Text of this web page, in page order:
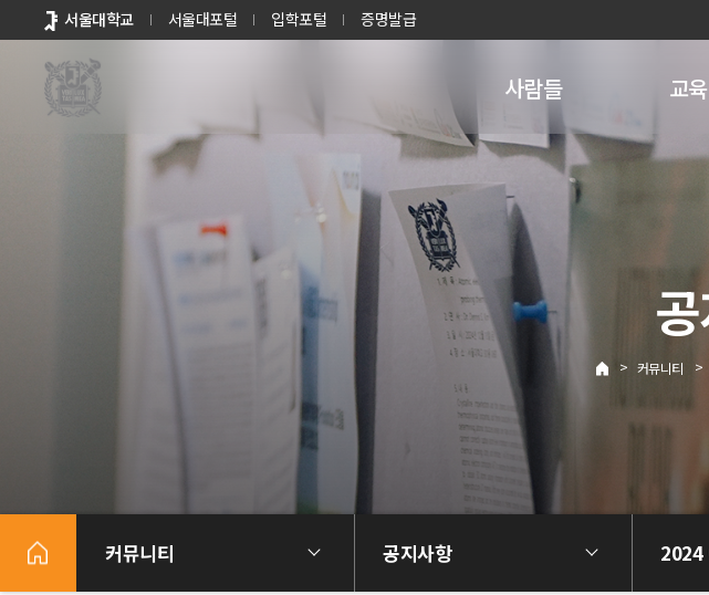
바로가기
메뉴
서울대학교 서울대포털 입학포털 증명발급
사람들 교육
> 커뮤니티 >
커뮤니티 공지사항 2024